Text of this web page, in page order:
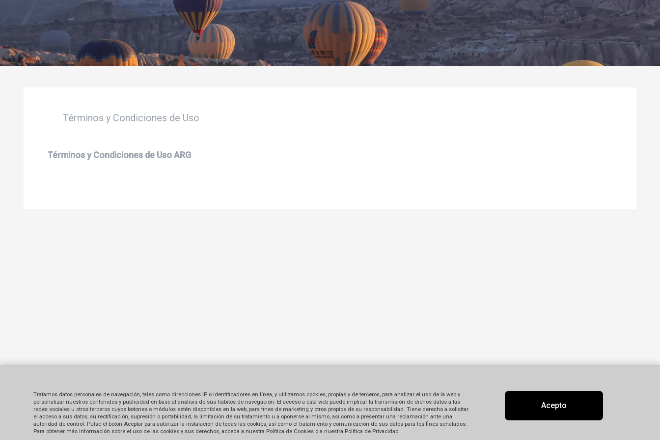
Términos y Condiciones de Uso
Términos y Condiciones de Uso ARG
Tratamos datos personales de navegación, tales como direcciones IP o identificadores en línea, y utilizamos cookies, propias y de terceros, para analizar el uso de la web y
personalizar nuestros contenidos y publicidad en base al análisis de sus hábitos de navegación. El acceso a esta web puede implicar la transmisión de dichos datos a las
redes sociales u otros terceros cuyos botones o módulos estén disponibles en la web, para fines de marketing y otros propios de su responsabilidad. Tiene derecho a solicitar
el acceso a sus datos, su rectificación, supresión o portabilidad, la limitación de su tratamiento u a oponerse al mismo, así como a presentar una reclamación ante una
autoridad de control. Pulse el botón Aceptar para autorizar la instalación de todas las cookies, así como el tratamiento y comunicación de sus datos para los fines señalados.
Para obtener más información sobre el uso de las cookies y sus derechos, acceda a nuestra Política de Cookies o a nuestra Política de Privacidad
Acepto